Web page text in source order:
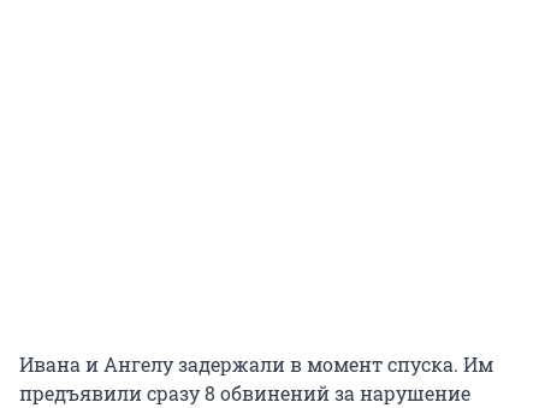
Ивана и Ангелу задержали в момент спуска. Им
предъявили сразу 8 обвинений за нарушение